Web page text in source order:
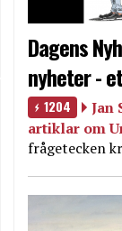
Dagens
nyheter -
1204
Jan
artiklar om
frågetecken